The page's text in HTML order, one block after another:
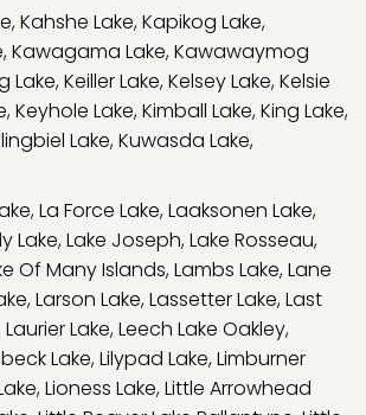
,Kahshe Lake,Kapikog Lake,
,Kawagama Lake,Kawawaymog
Lake,Keiller Lake,Kelsey Lake,Kelsie
,Keyhole Lake,Kimball Lake,King Lake,
Lake,Kuwasda Lake,
,La Force Lake,Laaksonen Lake,
Lake,Lake Joseph,Lake Rosseau,
Of Many Islands,Lambs Lake,Lane
,Larson Lake,Lassetter Lake,Last
Laurier Lake,Leech Lake Oakley,
Lake,Lilypad Lake,Limburner
,Lioness Lake,Little Arrowhead